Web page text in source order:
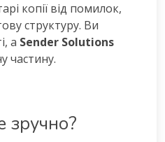
копії від помилок,
структуру. Ви
а Sender Solutions
частину.
зручно?